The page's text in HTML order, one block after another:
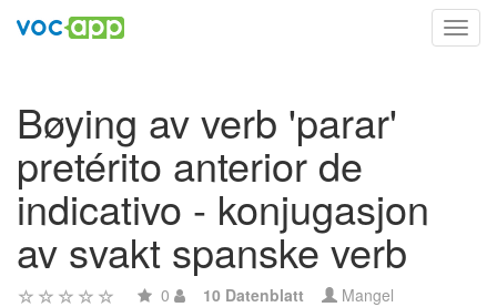
Bøying av verb 'parar'
pretérito anterior de
indicativo - konjugasjon
av svakt spanske verb
0 10 Datenblatt Mangel